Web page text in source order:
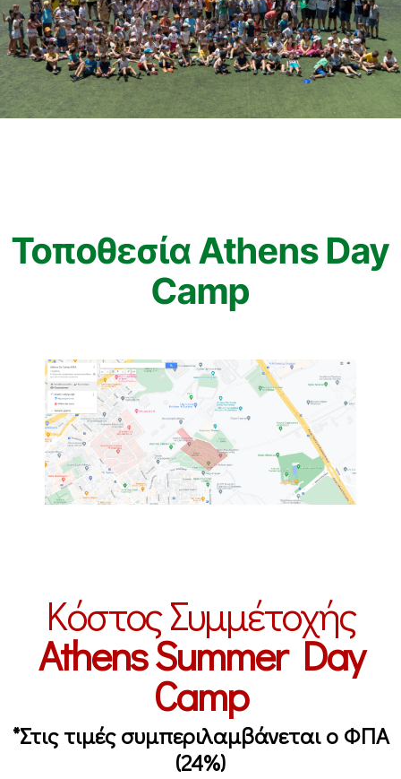
Τοποθεσία Athens Day
Camp
Κόστος Συμμέτοχής
Athens Summer Day
Camp
*Στις τιμές συμπεριλαμβάνεται ο ΦΠΑ
(24%)